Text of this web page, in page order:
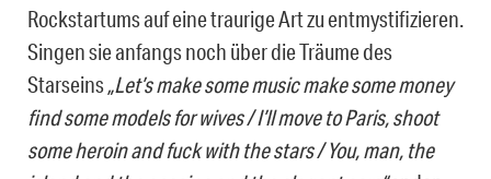
Rockstartums auf eine traurige Art zu entmystifizieren.
Singen sie anfangs noch über die Träume des
Starseins„Let’s make some music make some money
find some models for wives / I’ll move to Paris, shoot
some heroin and fuck with the stars / You, man, the